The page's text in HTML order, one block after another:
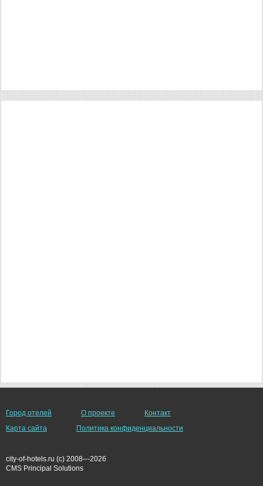
Город отелей О проекте
Контакт
Карта сайта
Политика конфиденциальности
city-of-hotels.ru (c) 2008---2026
СMS Principal Solutions